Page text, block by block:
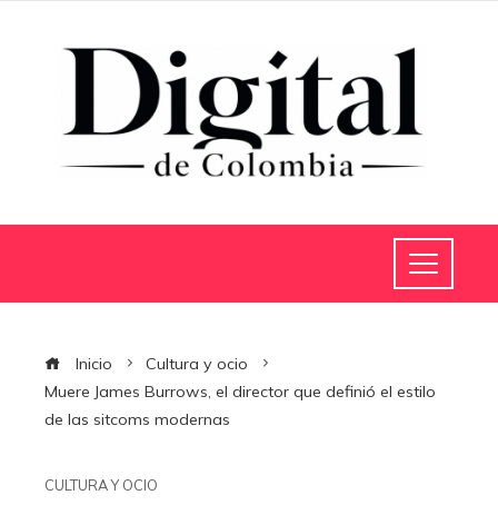
Inicio
Cultura y ocio
Muere James Burrows, el director que definió el estilo
de las sitcoms modernas
CULTURA Y OCIO